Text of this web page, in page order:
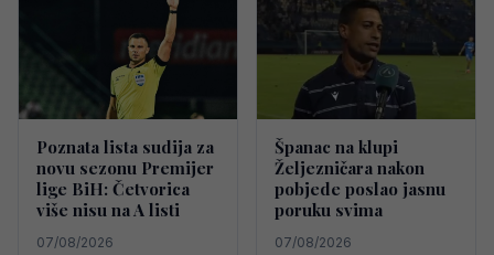
Poznata lista sudija za
novu sezonu Premijer
lige BiH: Četvorica
više nisu na A listi
07/08/2026
Španac na klupi
Željezničara nakon
pobjede poslao jasnu
poruku svima
07/08/2026